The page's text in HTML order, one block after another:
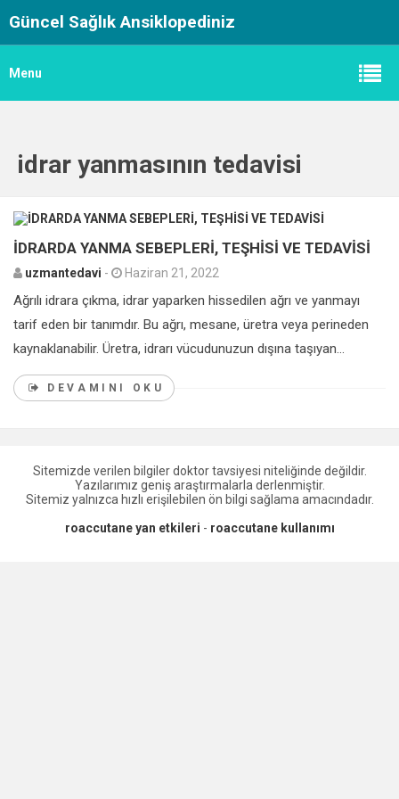
Güncel Sağlık Ansiklopediniz
Menu
idrar yanmasının tedavisi
İDRARDA YANMA SEBEPLERİ, TEŞHİSİ VE TEDAVİSİ
uzmantedavi - Haziran 21, 2022
Ağrılı idrara çıkma, idrar yaparken hissedilen ağrı ve yanmayı
tarif eden bir tanımdır. Bu ağrı, mesane, üretra veya perineden
kaynaklanabilir. Üretra, idrarı vücudunuzun dışına taşıyan...
DEVAMINI OKU
Sitemizde verilen bilgiler doktor tavsiyesi niteliğinde değildir.
Yazılarımız geniş araştırmalarla derlenmiştir.
Sitemiz yalnızca hızlı erişilebilen ön bilgi sağlama amacındadır.
roaccutane yan etkileri - roaccutane kullanımı